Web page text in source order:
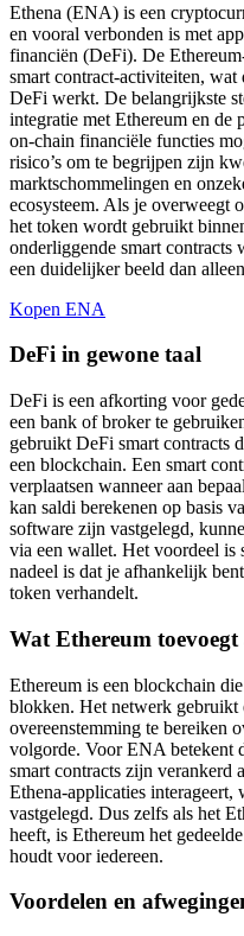
Ethena (ENA) is een
en vooral verbonden is met
financiën (DeFi). De
smart contract-activiteiten, wat
DeFi werkt. De belangrijkste
integratie met Ethereum en de
on-chain financiële functies
risico’s om te begrijpen zijn
marktschommelingen en
ecosysteem. Als je overweegt
het token wordt gebruikt
onderliggende smart contracts
een duidelijker beeld dan
Kopen ENA
DeFi in gewone taal
DeFi is een afkorting voor
een bank of broker te
gebruikt DeFi smart contracts
een blockchain. Een smart
verplaatsen wanneer aan
kan saldi berekenen op basis
software zijn vastgelegd,
via een wallet. Het voordeel is
nadeel is dat je afhankelijk
token verhandelt.
Wat Ethereum
Ethereum is een blockchain
blokken. Het netwerk gebruikt
overeenstemming te bereiken
volgorde. Voor ENA betekent
smart contracts zijn verankerd
Ethena-applicaties
vastgelegd. Dus zelfs als het
heeft, is Ethereum het
houdt voor iedereen.
Voordelen en